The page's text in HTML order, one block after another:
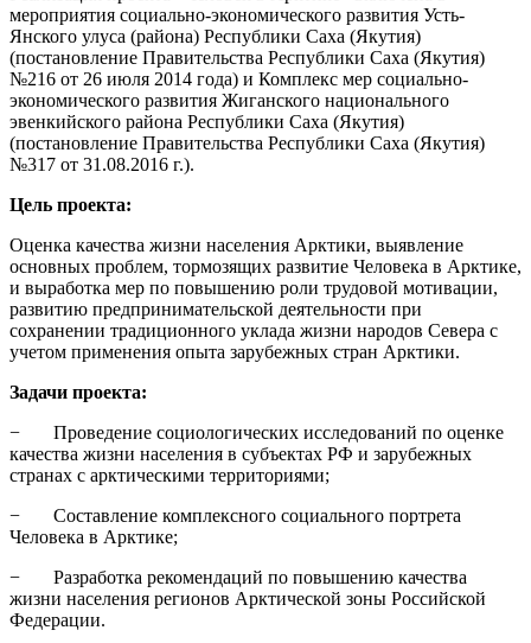
мероприятия социально-экономического развития Усть-
Янского улуса (района) Республики Саха (Якутия)
(постановление Правительства Республики Саха (Якутия)
№216 от 26 июля 2014 года) и Комплекс мер социально-
экономического развития Жиганского национального
эвенкийского района Республики Саха (Якутия)
(постановление Правительства Республики Саха (Якутия)
№317 от 31.08.2016 г.).
Цель проекта:
Оценка качества жизни населения Арктики, выявление
основных проблем, тормозящих развитие Человека в Арктике,
и выработка мер по повышению роли трудовой мотивации,
развитию предпринимательской деятельности при
сохранении традиционного уклада жизни народов Севера с
учетом применения опыта зарубежных стран Арктики.
Задачи проекта:
− Проведение социологических исследований по оценке
качества жизни населения в субъектах РФ и зарубежных
странах с арктическими территориями;
− Составление комплексного социального портрета
Человека в Арктике;
− Разработка рекомендаций по повышению качества
жизни населения регионов Арктической зоны Российской
Федерации.